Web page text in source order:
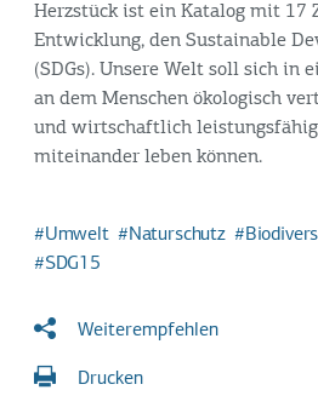
Herzstück ist ein Katalog mit 17
Entwicklung, den Sustainable
(SDGs). Unsere Welt soll sich in
an dem Menschen ökologisch
und wirtschaftlich
miteinander leben können.
Umwelt Naturschutz
SDG15
Weiterempfehlen
Drucken